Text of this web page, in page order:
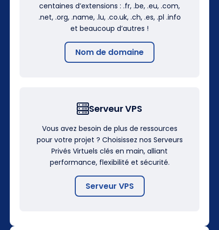
centaines d’extensions : .fr, .be, .eu, .com,
.net, .org, .name, .lu, .co.uk, .ch, .es, .pl .info
et beaucoup d’autres !
Nom de domaine
Serveur VPS
Vous avez besoin de plus de ressources
pour votre projet ? Choisissez nos Serveurs
Privés Virtuels clés en main, alliant
performance, flexibilité et sécurité.
Serveur VPS